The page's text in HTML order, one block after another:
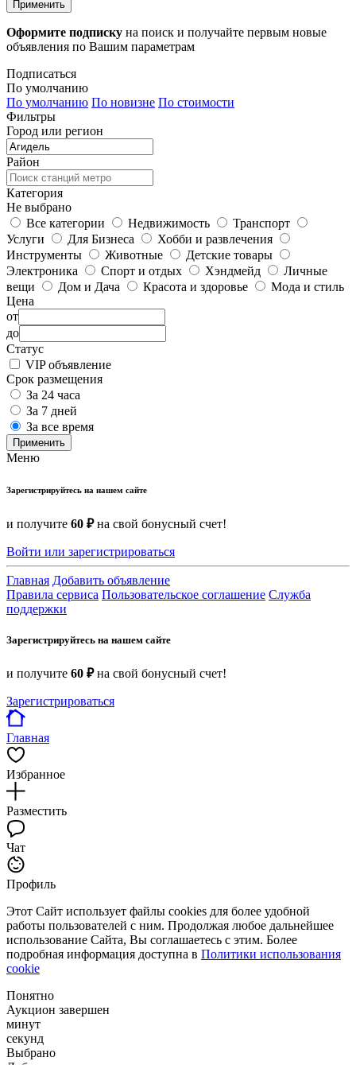
Применить
Оформите подписку на поиск и получайте первым новые
объявления по Вашим параметрам
Подписаться
По умолчанию
По умолчанию По новизне По стоимости
Фильтры
Город или регион
Район
Категория
Не выбрано
Все категории
Недвижимость
Транспорт
Услуги
Для Бизнеса
Хобби и развлечения
Инструменты
Животные
Детские товары
Электроника
Спорт и отдых Хэндмейд
Личные
вещи
Дом и Дача Красота и здоровье
Мода и стиль
Цена
от
до
Статус
VIP объявление
Срок размещения
За 24 часа
За 7 дней
За все время
Применить
Меню
Зарегистрируйтесь на нашем сайте
и получите 60 ₽на свой бонусный счет!
Войти или зарегистрироваться
Главная Добавить объявление
Правила сервиса Пользовательское соглашение Служба
поддержки
Зарегистрируйтесь на нашем сайте
и получите 60 ₽на свой бонусный счет!
Зарегистрироваться
Главная
Избранное
Разместить
Чат
Профиль
Этот Сайт использует файлы cookies для более удобной
работы пользователей с ним. Продолжая любое дальнейшее
использование Сайта, Вы соглашаетесь с этим. Более
подробная информация доступна в Политики использования
cookie
Понятно
Аукцион завершен
минут
секунд
Выбрано